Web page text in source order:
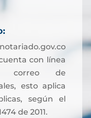
con línea
correo de
esto aplica
según el
de 2011.